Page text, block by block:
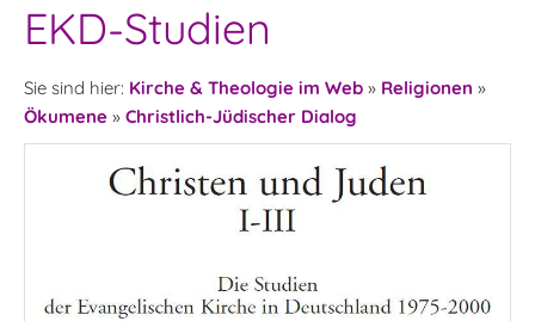
EKD-Studien
Sie sind hier: Kirche & Theologie im Web » Religionen »
Ökumene » Christlich-Jüdischer Dialog